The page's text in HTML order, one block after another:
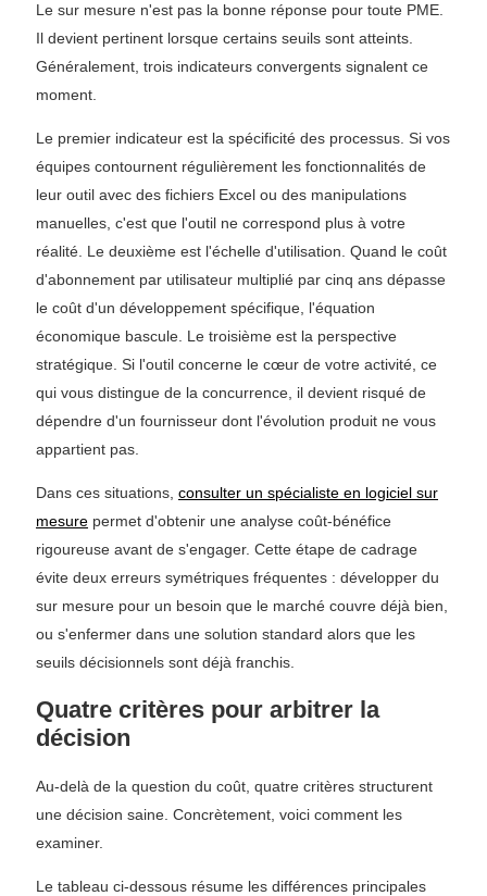
Le sur mesure n'est pas la bonne réponse pour toute PME.
Il devient pertinent lorsque certains seuils sont atteints.
Généralement, trois indicateurs convergents signalent ce
moment.
Le premier indicateur est la spécificité des processus. Si vos
équipes contournent régulièrement les fonctionnalités de
leur outil avec des fichiers Excel ou des manipulations
manuelles, c'est que l'outil ne correspond plus à votre
réalité. Le deuxième est l'échelle d'utilisation. Quand le coût
d'abonnement par utilisateur multiplié par cinq ans dépasse
le coût d'un développement spécifique, l'équation
économique bascule. Le troisième est la perspective
stratégique. Si l'outil concerne le cœur de votre activité, ce
qui vous distingue de la concurrence, il devient risqué de
dépendre d'un fournisseur dont l'évolution produit ne vous
appartient pas.
Dans ces situations, consulter un spécialiste en logiciel sur
mesure permet d'obtenir une analyse coût-bénéfice
rigoureuse avant de s'engager. Cette étape de cadrage
évite deux erreurs symétriques fréquentes : développer du
sur mesure pour un besoin que le marché couvre déjà bien,
ou s'enfermer dans une solution standard alors que les
seuils décisionnels sont déjà franchis.
Quatre critères pour arbitrer la
décision
Au-delà de la question du coût, quatre critères structurent
une décision saine. Concrètement, voici comment les
examiner.
Le tableau ci-dessous résume les différences principales